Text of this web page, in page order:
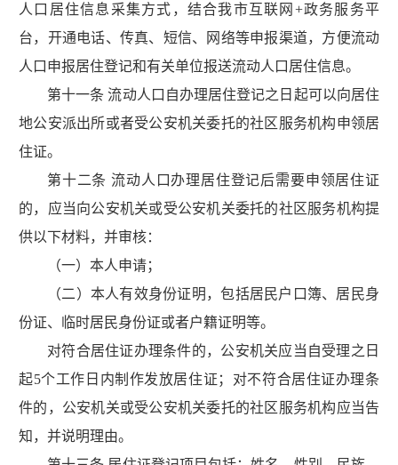
人口居住信息采集方式，结合我市互联网+政务服务平
台，开通电话、传真、短信、网络等申报渠道，方便流动
人口申报居住登记和有关单位报送流动人口居住信息。
第十一条 流动人口自办理居住登记之日起可以向居住
地公安派出所或者受公安机关委托的社区服务机构申领居
住证。
第十二条 流动人口办理居住登记后需要申领居住证
的，应当向公安机关或受公安机关委托的社区服务机构提
供以下材料，并审核：
（一）本人申请；
（二）本人有效身份证明，包括居民户口簿、居民身
份证、临时居民身份证或者户籍证明等。
对符合居住证办理条件的，公安机关应当自受理之日
起5个工作日内制作发放居住证；对不符合居住证办理条
件的，公安机关或受公安机关委托的社区服务机构应当告
知，并说明理由。